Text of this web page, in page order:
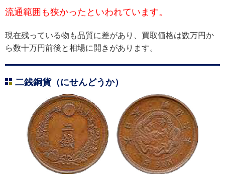
流通範囲も狭かったといわれています。
現在残っている物も品質に差があり、買取価格は数万円か
ら数十万円前後と相場に開きがあります。
二銭銅貨（にせんどうか）